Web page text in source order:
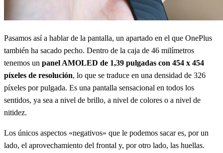
Pasamos así a hablar de la pantalla, un apartado en el que OnePlus
también ha sacado pecho. Dentro de la caja de 46 milímetros
tenemos un panel AMOLED de 1,39 pulgadas con 454 x 454
píxeles de resolución, lo que se traduce en una densidad de 326
píxeles por pulgada. Es una pantalla sensacional en todos los
sentidos, ya sea a nivel de brillo, a nivel de colores o a nivel de
nitidez.
Los únicos aspectos «negativos» que le podemos sacar es, por un
lado, el aprovechamiento del frontal y, por otro lado, las huellas.